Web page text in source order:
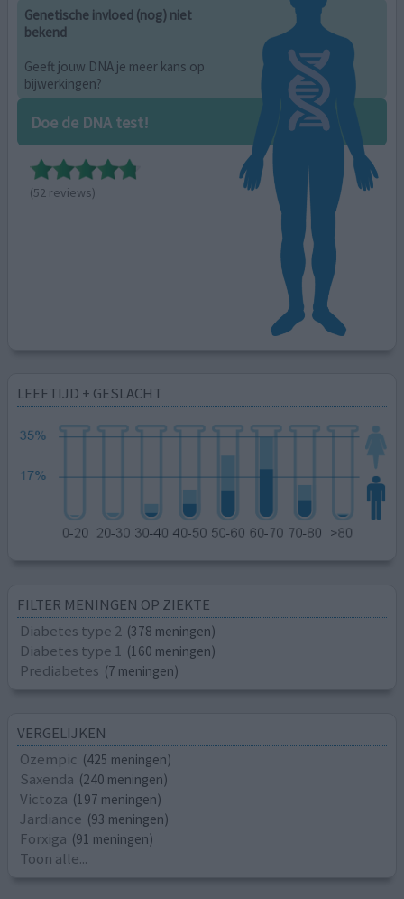
Genetische invloed (nog) niet
bekend
Geeft jouw DNA je meer kans op
bijwerkingen?
Doe de DNA test!
(52 reviews)
LEEFTIJD + GESLACHT
FILTER MENINGEN OP ZIEKTE
Diabetes type 2 (378 meningen)
Diabetes type 1 (160 meningen)
Prediabetes (7 meningen)
VERGELIJKEN
Ozempic (425 meningen)
Saxenda (240 meningen)
Victoza (197 meningen)
Jardiance (93 meningen)
Forxiga (91 meningen)
Toon alle...